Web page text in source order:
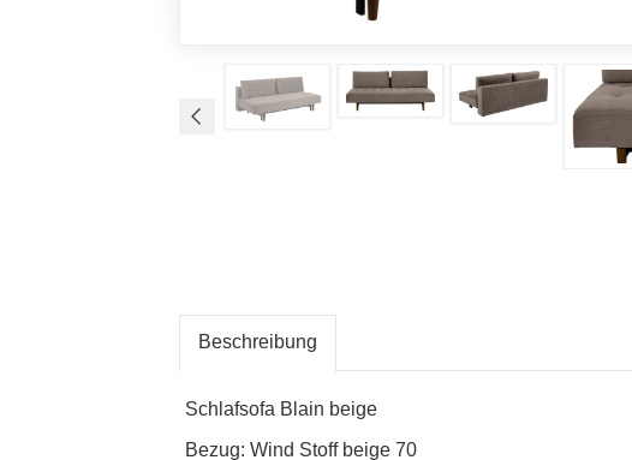
Beschreibung
Schlafsofa Blain beige
Bezug: Wind Stoff beige 70